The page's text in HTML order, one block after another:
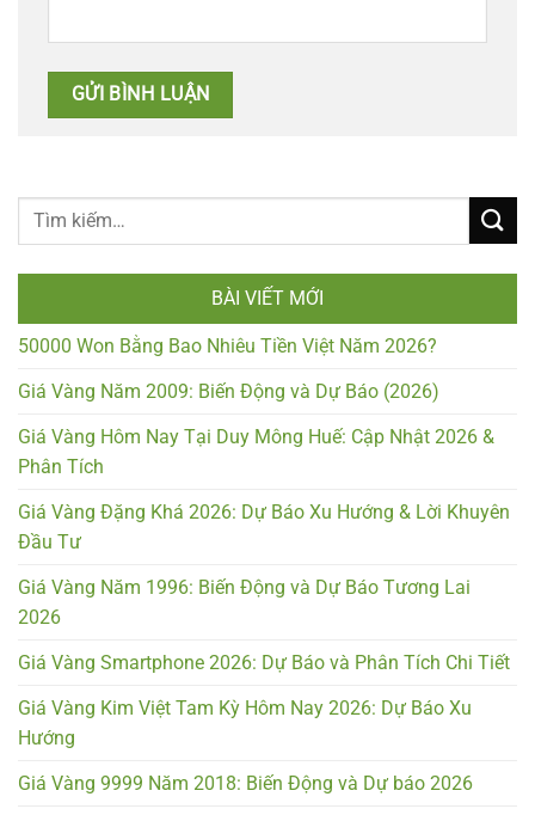
BÀI VIẾT MỚI
50000 Won Bằng Bao Nhiêu Tiền Việt Năm 2026?
Giá Vàng Năm 2009: Biến Động và Dự Báo (2026)
Giá Vàng Hôm Nay Tại Duy Mông Huế: Cập Nhật 2026 &
Phân Tích
Giá Vàng Đặng Khá 2026: Dự Báo Xu Hướng & Lời Khuyên
Đầu Tư
Giá Vàng Năm 1996: Biến Động và Dự Báo Tương Lai
2026
Giá Vàng Smartphone 2026: Dự Báo và Phân Tích Chi Tiết
Giá Vàng Kim Việt Tam Kỳ Hôm Nay 2026: Dự Báo Xu
Hướng
Giá Vàng 9999 Năm 2018: Biến Động và Dự báo 2026